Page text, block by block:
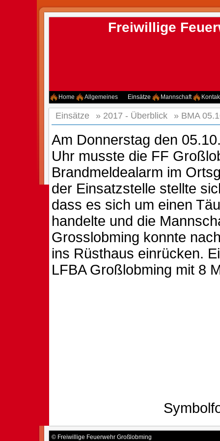
Freiwillige
Home Allgemeines Einsätze Mannschaft
Einsätze » 2017 - Überblick » BMA
Am Donnerstag den
Uhr musste die FF
Brandmeldealarm im
der Einsatzstelle stellte
dass es sich um einen
handelte und die
Grosslobming konnte
ins Rüsthaus einrücken.
LFBA Großlobming mit 8
© Freiwillige Feuerwehr Großlobming